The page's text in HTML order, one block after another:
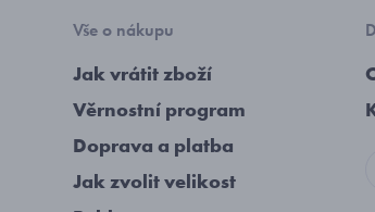
Vše o nákupu
Jak vrátit zboží
Věrnostní program
Doprava a platba
Jak zvolit velikost